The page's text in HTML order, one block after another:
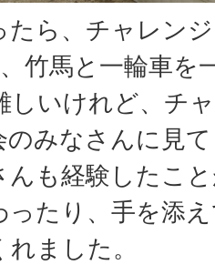
たら、チャレン
竹馬と一輪車を
しいけれど、チ
のみなさんに見
んも経験したこ
ったり、手を添
ました。